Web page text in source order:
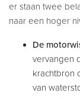
er staan twee
naar een hoger
De
vervangen
krachtbron
van